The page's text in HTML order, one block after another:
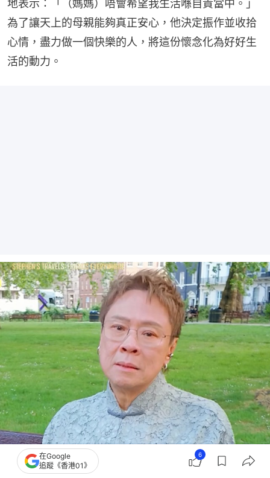
地表示：「（媽媽）唔會希望我生活喺自責當中。」
為了讓天上的母親能夠真正安心，他決定振作並收拾
心情，盡力做一個快樂的人，將這份懷念化為好好生
活的動力。
在Google
追蹤《香港01》
6